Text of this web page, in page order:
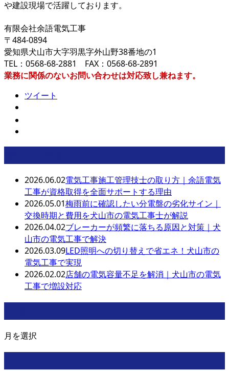
や建設現場で活躍しております。
有限会社余語電気工事
〒484-0894
愛知県犬山市大字羽黒字外山野38番地の1
TEL：0568-68-2881 FAX：0568-68-2891
業務に関係のないお問い合わせは対応致し兼ねます。
ツイート
2026.06.02電気工事施工管理技士の取り方｜余語電気
工事が資格取得を全面サポートする理由
2026.05.01梅雨前に確認したい分電盤の劣化サイン｜
交換時期と費用を犬山市の電気工事士が解説
2026.04.02ブレーカーが頻繁に落ちる原因と対策｜犬
山市の電気工事で解決
2026.03.09LED照明への切り替えで省エネ！犬山市の
電気工事で実現
2026.02.02店舗の電気容量不足を解消｜犬山市の電気
工事で増設対応
月を選択